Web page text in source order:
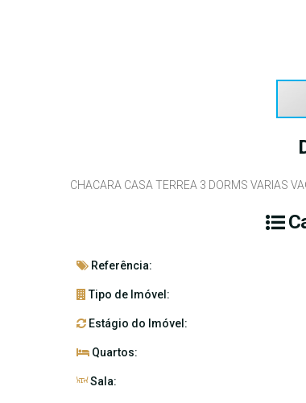
CHACARA CASA TERREA 3 DORMS VARIAS
Referência:
Tipo de Imóvel:
Estágio do Imóvel:
Quartos:
Sala: